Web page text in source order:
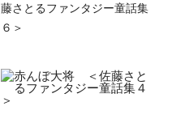
藤さとるファンタジー童話集
６＞